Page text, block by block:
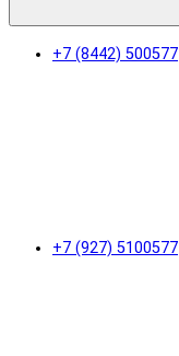
+7 (8442) 500577
+7 (927) 5100577